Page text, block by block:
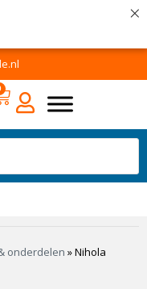
×
onderdelen »Nihola